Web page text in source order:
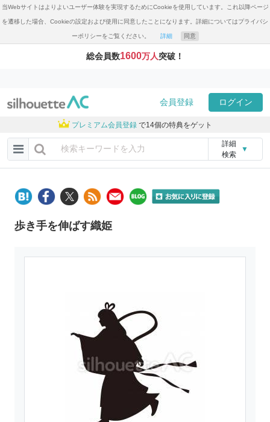
当Webサイトはよりよいユーザー体験を実現するためにCookieを使用しています。これ以降ページ
を遷移した場合、Cookieの設定および使用に同意したことになります。詳細についてはプライバシ
ーポリシーをご覧ください。 詳細 同意
総会員数1600万人突破！
会員登録 ログイン
プレミアム会員登録 で14個の特典をゲット
詳細
検索
▼
歩き手を伸ばす織姫